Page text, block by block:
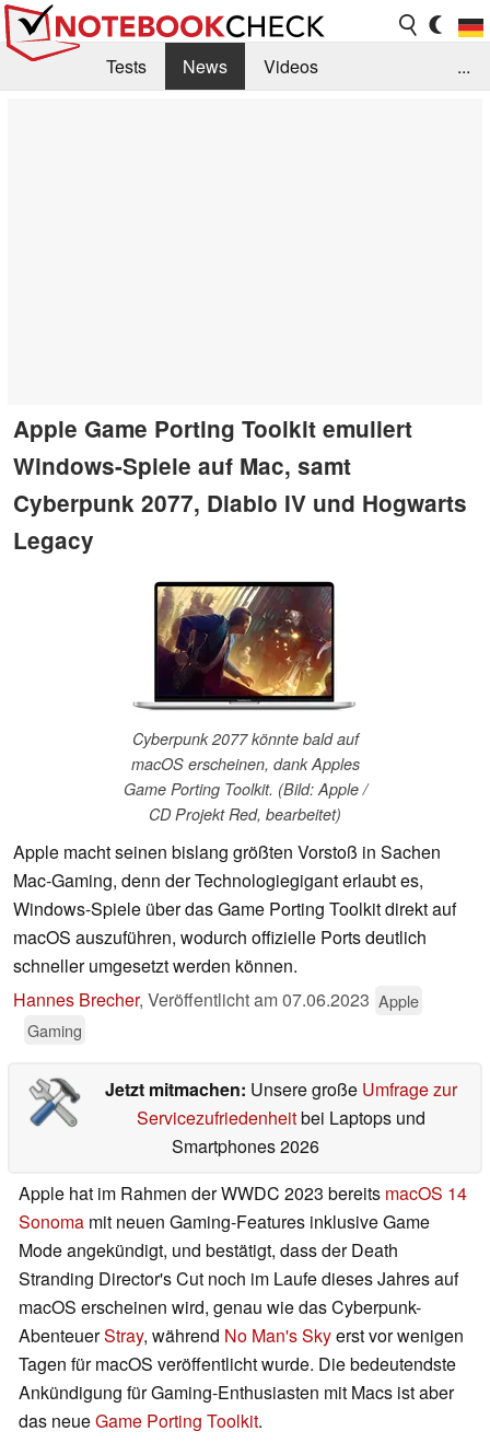
Tests News
Videos
...
Apple Game Porting Toolkit emuliert
Windows-Spiele auf Mac, samt
Cyberpunk 2077, Diablo IV und Hogwarts
Legacy
Cyberpunk 2077 könnte bald auf
macOS erscheinen, dank Apples
Game Porting Toolkit. (Bild: Apple /
CD Projekt Red, bearbeitet)
Apple macht seinen bislang größten Vorstoß in Sachen
Mac-Gaming, denn der Technologiegigant erlaubt es,
Windows-Spiele über das Game Porting Toolkit direkt auf
macOS auszuführen, wodurch offizielle Ports deutlich
schneller umgesetzt werden können.
Hannes Brecher, Veröffentlicht am07.06.2023 Apple
Gaming
Jetzt mitmachen: Unsere große Umfrage zur
Servicezufriedenheitbei Laptops und
Smartphones 2026
Apple hat im Rahmen der WWDC 2023 bereits macOS 14
Sonoma mit neuen Gaming-Features inklusive Game
Mode angekündigt, und bestätigt, dass der Death
Stranding Director's Cut noch im Laufe dieses Jahres auf
macOS erscheinen wird, genau wie das Cyberpunk-
AbenteuerStray, während No Man's Skyerst vor wenigen
Tagen für macOS veröffentlicht wurde. Die bedeutendste
Ankündigung für Gaming-Enthusiasten mit Macs ist aber
das neueGame Porting Toolkit.